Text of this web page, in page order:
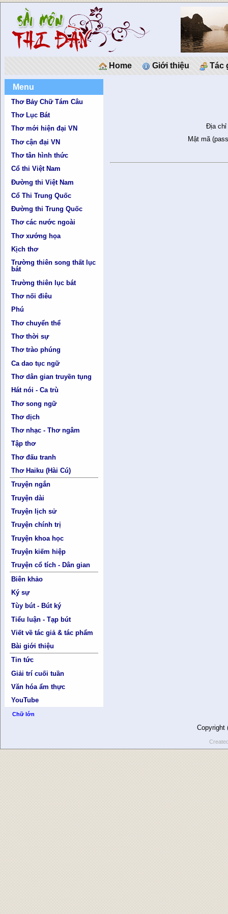
Home Giới thiệu Tác
Menu
Thơ Bảy Chữ Tám Câu
Thơ Lục Bát
Thơ mới hiện đại VN
Thơ cận đại VN
Thơ tân hình thức
Cổ thi Việt Nam
Đường thi Việt Nam
Cổ Thi Trung Quốc
Đường thi Trung Quốc
Thơ các nước ngoài
Thơ xướng họa
Kịch thơ
Trường thiên song thất lục
bát
Trường thiên lục bát
Thơ nối điêu
Phú
Thơ chuyển thể
Thơ thời sự
Thơ trào phúng
Ca dao tục ngữ
Thơ dân gian truyền tụng
Hát nói - Ca trù
Thơ song ngữ
Thơ dịch
Thơ nhạc - Thơ ngâm
Tập thơ
Thơ đấu tranh
Thơ Haiku (Hài Cú)
Truyện ngắn
Truyện dài
Truyện lịch sử
Truyện chính trị
Truyện khoa học
Truyện kiếm hiệp
Truyện cổ tích - Dân gian
Biên khảo
Ký sự
Tùy bút - Bút ký
Tiểu luận - Tạp bút
Viết về tác giả & tác phẩm
Bài giới thiệu
Tin tức
Giải trí cuối tuần
Văn hóa ẩm thực
YouTube
Chữ lớn
Địa chỉ
Mật mã
Copyright